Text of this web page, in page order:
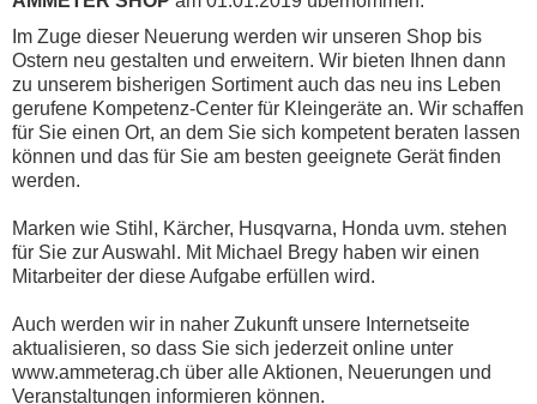
Im Zuge dieser Neuerung werden wir unseren Shop bis
Ostern neu gestalten und erweitern. Wir bieten Ihnen dann
zu unserem bisherigen Sortiment auch das neu ins Leben
gerufene Kompetenz-Center für Kleingeräte an. Wir schaffen
für Sie einen Ort, an dem Sie sich kompetent beraten lassen
können und das für Sie am besten geeignete Gerät finden
werden.
Marken wie Stihl, Kärcher, Husqvarna, Honda uvm. stehen
für Sie zur Auswahl. Mit Michael Bregy haben wir einen
Mitarbeiter der diese Aufgabe erfüllen wird.
Auch werden wir in naher Zukunft unsere Internetseite
aktualisieren, so dass Sie sich jederzeit online unter
www.ammeterag.ch über alle Aktionen, Neuerungen und
Veranstaltungen informieren können.